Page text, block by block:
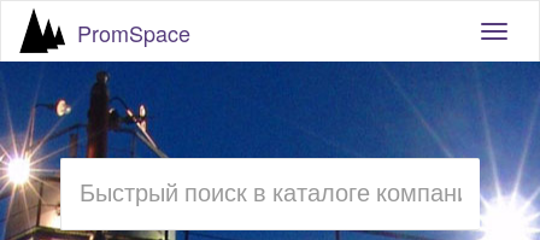
PromSpace